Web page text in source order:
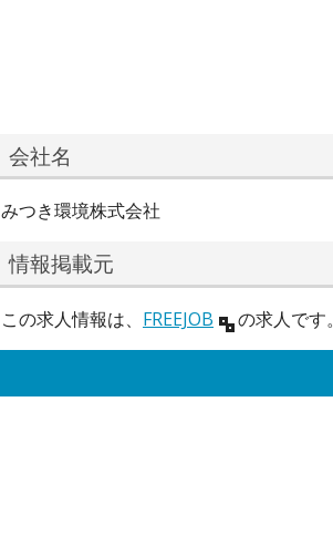
会社名
みつき環境株式会社
情報掲載元
この求人情報は、 FREEJOB の求人です。